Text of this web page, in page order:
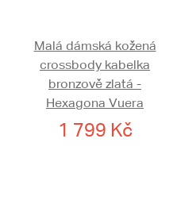
Malá dámská kožená
crossbody kabelka
bronzově zlatá -
Hexagona Vuera
1 799 Kč